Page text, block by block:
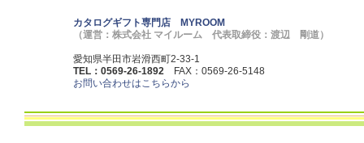
カタログギフト専門店 MYROOM
（運営：株式会社 マイルーム 代表取締役：渡辺 剛道）
愛知県半田市岩滑西町2-33-1
TEL：0569-26-1892 FAX：0569-26-5148
お問い合わせはこちらから